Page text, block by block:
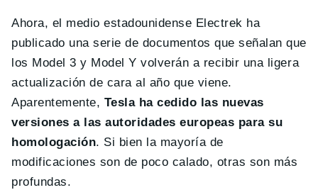
Ahora, el medio estadounidense Electrek ha
publicado una serie de documentos que señalan que
los Model 3 y Model Y volverán a recibir una ligera
actualización de cara al año que viene.
Aparentemente, Tesla ha cedido las nuevas
versiones a las autoridades europeas para su
homologación. Si bien la mayoría de
modificaciones son de poco calado, otras son más
profundas.